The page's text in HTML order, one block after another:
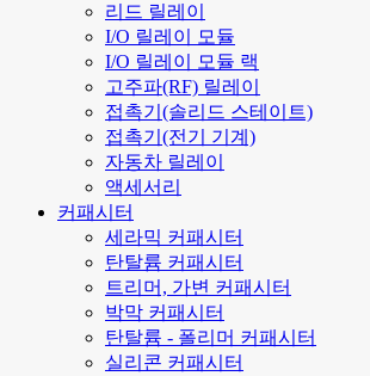
리드 릴레이
I/O 릴레이 모듈
I/O 릴레이 모듈 랙
고주파(RF) 릴레이
접촉기(솔리드 스테이트)
접촉기(전기 기계)
자동차 릴레이
액세서리
커패시터
세라믹 커패시터
탄탈륨 커패시터
트리머, 가변 커패시터
박막 커패시터
탄탈륨 - 폴리머 커패시터
실리콘 커패시터